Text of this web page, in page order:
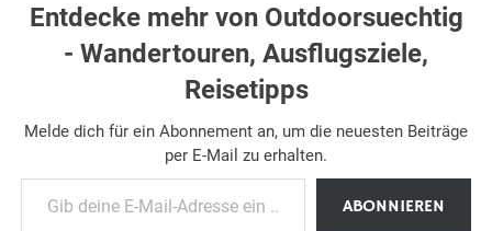
Entdecke mehr von Outdoorsuechtig
- Wandertouren, Ausflugsziele,
Reisetipps
Melde dich für ein Abonnement an, um die neuesten Beiträge
per E-Mail zu erhalten.
Gib deine E-Mail-Adresse ein ...
ABONNIEREN